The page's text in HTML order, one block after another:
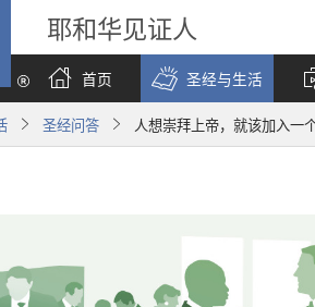
耶和华见证人
首页
圣经与生活
圣经问答 人想崇拜上帝，就该加入一